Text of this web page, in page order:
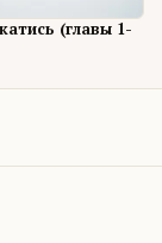
(главы 1-